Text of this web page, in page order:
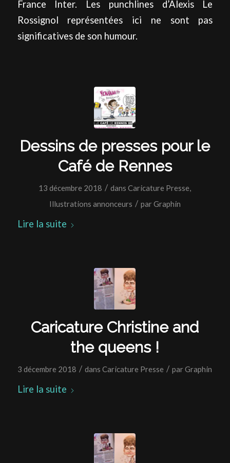
France Inter. Les punchlines d’Alexis Le
Rossignol représentées ici ne sont pas
significatives de son humour.
Dessins de presses pour le
Café de Rennes
13 décembre 2018 / dansCaricature Presse,
Illustrations annonceurs / parGraphin
Lire la suite
Caricature Christine and
the queens !
3 décembre 2018 / dansCaricature Presse / parGraphin
Lire la suite